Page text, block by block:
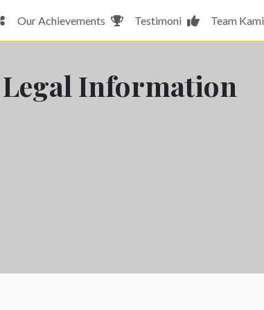
Our Achievements Testimoni Team Kami
Legal Information